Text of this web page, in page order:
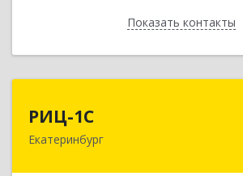
Показать контакты
Назад
РИЦ-1С
Екатеринбург
620102, Свердловская обл,